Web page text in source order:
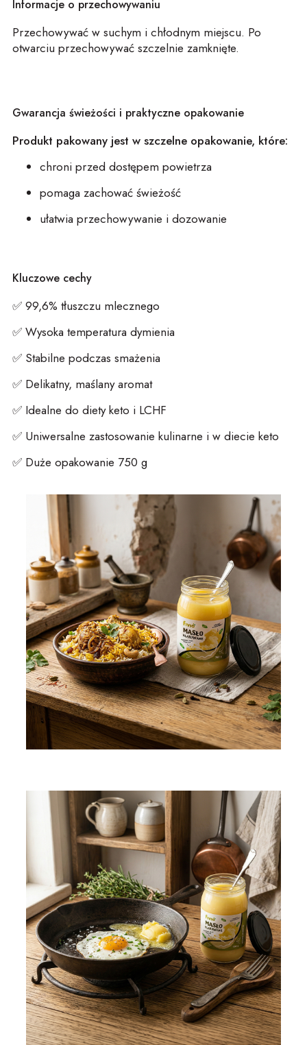
Informacje o przechowywaniu
Przechowywać w suchym i chłodnym miejscu. Po
otwarciu przechowywać szczelnie zamknięte.
Gwarancja świeżości i praktyczne opakowanie
Produkt pakowany jest w szczelne opakowanie, które:
chroni przed dostępem powietrza
pomaga zachować świeżość
ułatwia przechowywanie i dozowanie
Kluczowe cechy
✅ 99,6% tłuszczu mlecznego
✅ Wysoka temperatura dymienia
✅ Stabilne podczas smażenia
✅ Delikatny, maślany aromat
✅ Idealne do diety keto i LCHF
✅ Uniwersalne zastosowanie kulinarne i w diecie keto
✅ Duże opakowanie 750 g